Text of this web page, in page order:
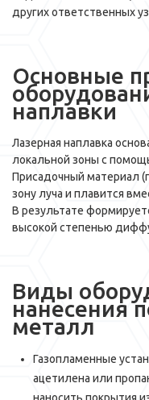
других ответственных
Основные
наплавки
Лазерная наплавка
локальной зоны с
Присадочный материал
зону луча и плавится
В результате
высокой степенью
Виды
нанесения
металл
Газопламенные
ацетилена или